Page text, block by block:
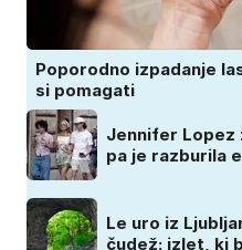
Poporodno izpadanje
si pomagati
Jennifer Lopez
pa je razburila
Le uro iz
čudež: izlet, ki